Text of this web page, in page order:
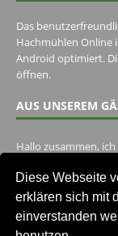
Diese Webseite
erklären sich mit
einverstanden
Das
Hachmühlen Online
Android optimiert.
öffnen.
AUS UNSEREM
Hallo zusammen,
Ich habe ein Jahr im
Unser Gästebuch